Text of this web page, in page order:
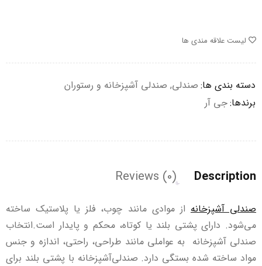
لیست علاقه مندی ها
دسته بندی ها: صندلی, صندلی آشپزخانه و رستوران
برندها:جی آر
Description
Reviews (0)
صندلی‌ آشپزخانهاز موادی مانند چوب، فلز یا پلاستیک ساخته
می‌شود. دارای پشتی بلند یا کوتاه، محکم و پایدار است.انتخاب
صندلی آشپزخانه به عواملی مانند طراحی، راحتی، اندازه و جنس
مواد ساخته شده بستگی دارد. صندلی‌آشپزخانه با پشتی بلند برای